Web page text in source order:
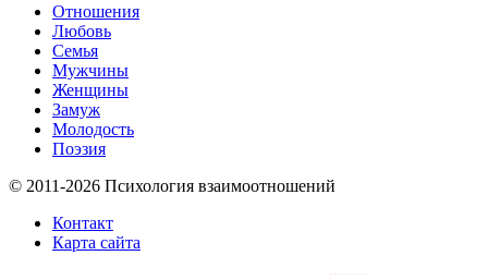
Отношения
Любовь
Семья
Мужчины
Женщины
Замуж
Молодость
Поэзия
© 2011-2026 Психология взаимоотношений
Контакт
Карта сайта